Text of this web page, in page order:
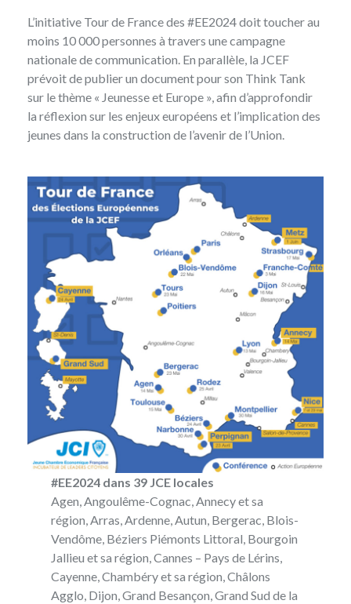
L’initiative Tour de France des #EE2024 doit toucher au
moins 10 000 personnes à travers une campagne
nationale de communication. En parallèle, la JCEF
prévoit de publier un document pour son Think Tank
sur le thème « Jeunesse et Europe », afin d’approfondir
la réflexion sur les enjeux européens et l’implication des
jeunes dans la construction de l’avenir de l’Union.
#EE2024 dans 39 JCE locales
Agen, Angoulême-Cognac, Annecy et sa
région, Arras, Ardenne, Autun, Bergerac, Blois-
Vendôme, Béziers Piémonts Littoral, Bourgoin
Jallieu et sa région, Cannes – Pays de Lérins,
Cayenne, Chambéry et sa région, Châlons
Agglo, Dijon, Grand Besançon, Grand Sud de la